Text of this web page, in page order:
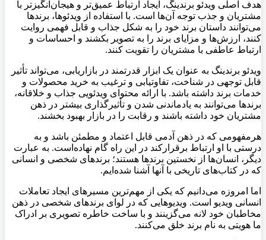
هدف اصلی ویدئو برندینگ، ایجاد ارتباط عمیق‌تر و هیجان‌انگیزتر با
مشتریان و جذب توجه آن‌ها است. با استفاده از ویدئوها، برندها
می‌توانند داستان برند خود را به شکل جذاب و قابل فهمی روایت
کنند، ارزش‌ها و مزایای برند را به تصویر بکشند و احساسات و
ارتباط عاطفی با مشتریان را تقویت کنند.
ویدئو برندینگ به عنوان یک ابزار قدرتمند در بازاریابی، می‌تواند تأثیر
قابل توجهی در شناخت، تفاوتیابی و ترغیب به خرید محصولات و
خدمات برند داشته باشد. با ارائه محتوای ویدئویی جذاب و خلاقانه،
برندها می‌توانند به یادماندنی شدن و تأثیرگذاری بیشتر در ذهن
مشتریان خود داشته باشند و رقابت را در بازار بهبود بخشند.
هرمفهومی که در ذهن آدمی قابل اعتماد و مطمئن باشد و به
درستی با او ارتباط برقرارکند در این راه گام نهاده‌است. به عبارت
دیگر، انسان‌ها از نخستین برندها هستند؛ برندهای شخصی و انسانی
که در کتاب‌های تاریخی با آنها آشنا شده‌ایم.
اما امروزه می‌دانیم که یکی از مهم‌ترین مسیرهای ایجاد تعاملات
انسانی ویدیو است. ویدیوهایی که در لوای برندهای شخصی در ذهن
مخاطبان خود لانه می‌گزینند و با ساخت خاطره تصویری بر ادراک
ما هویتی به نام برند خلق می‌کنند.